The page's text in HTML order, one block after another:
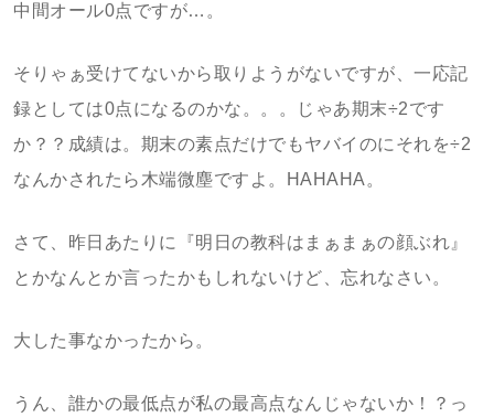
中間オール0点ですが…。
そりゃぁ受けてないから取りようがないですが、一応記
録としては0点になるのかな。。。じゃあ期末÷2です
か？？成績は。期末の素点だけでもヤバイのにそれを÷2
なんかされたら木端微塵ですよ。HAHAHA。
さて、昨日あたりに『明日の教科はまぁまぁの顔ぶれ』
とかなんとか言ったかもしれないけど、忘れなさい。
大した事なかったから。
うん、誰かの最低点が私の最高点なんじゃないか！？っ